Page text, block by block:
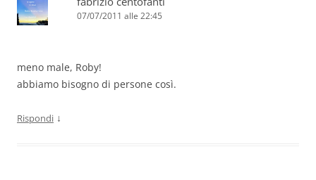
07/07/2011 alle 22:45
meno male, Roby!
abbiamo bisogno di persone così.
Rispondi ↓